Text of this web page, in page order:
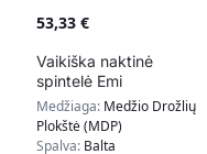
53,33 €
Vaikiška naktinė
spintelė Emi
40,5x37x40 cm, pilkos
rankenėlės
Medžiaga: Medžio Drožlių
Plokštė (MDP)
Spalva: Balta